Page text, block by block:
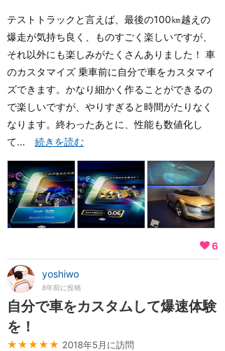
テストトラックと言えば、最後の100㎞越えの
爆走が気持ち良く、ものすごく楽しいですが、
それ以外にも楽しみがたくさんありました！ 車
のカスタマイズ 乗車前に自分で車をカスタマイ
ズできます。かなり細かく作ることができるの
で楽しいですが、やりすぎると時間がたりなく
なります。終わったあとに、性能も数値化し
て... 続きを読む
6
yoshiwo
8年前に投稿
自分で車をカスタムして爆速体験
を！
★★★★★ 2018年5月に訪問